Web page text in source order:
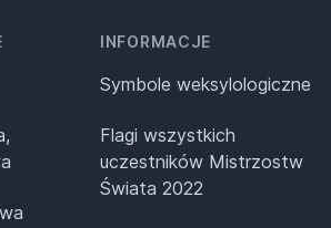
INFORMACJE
Symbole weksylologiczne
Flagi wszystkich
uczestników Mistrzostw
Świata 2022